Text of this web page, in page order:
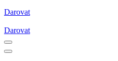
Darovat
Darovat
Navigační
menu
Navigační